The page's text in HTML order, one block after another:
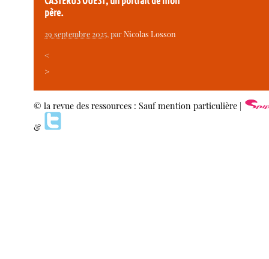
père.
29 septembre 2025, parNicolas Losson
<
>
© la revue des ressources : Sauf mention particulière |
&